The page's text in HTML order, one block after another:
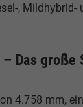
, Mildhybrid-
Das große
4.758 mm,